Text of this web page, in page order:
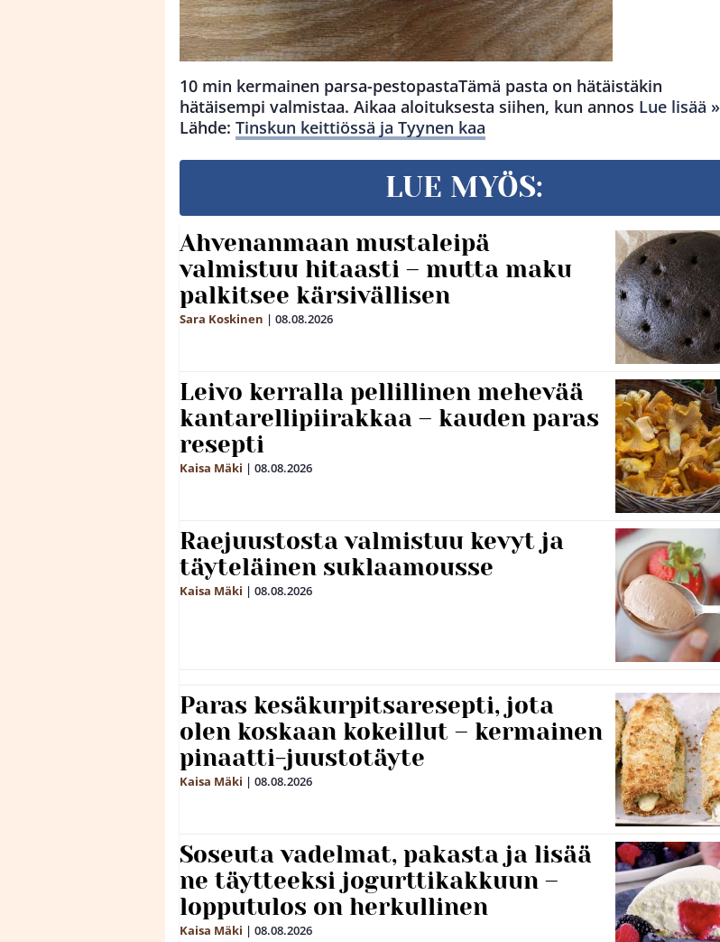
10 min kermainen parsa-pestopastaTämä pasta on hätäistäkin
hätäisempi valmistaa. Aikaa aloituksesta siihen, kun annos Lue lisää »
Lähde: Tinskun keittiössä ja Tyynen kaa
LUE MYÖS:
Ahvenanmaan mustaleipä
valmistuu hitaasti – mutta maku
palkitsee kärsivällisen
Sara Koskinen | 08.08.2026
Leivo kerralla pellillinen mehevää
kantarellipiirakkaa – kauden paras
resepti
Kaisa Mäki | 08.08.2026
Raejuustosta valmistuu kevyt ja
täyteläinen suklaamousse
Kaisa Mäki | 08.08.2026
Paras kesäkurpitsaresepti, jota
olen koskaan kokeillut – kermainen
pinaatti-juustotäyte
Kaisa Mäki | 08.08.2026
Soseuta vadelmat, pakasta ja lisää
ne täytteeksi jogurttikakkuun –
lopputulos on herkullinen
Kaisa Mäki | 08.08.2026